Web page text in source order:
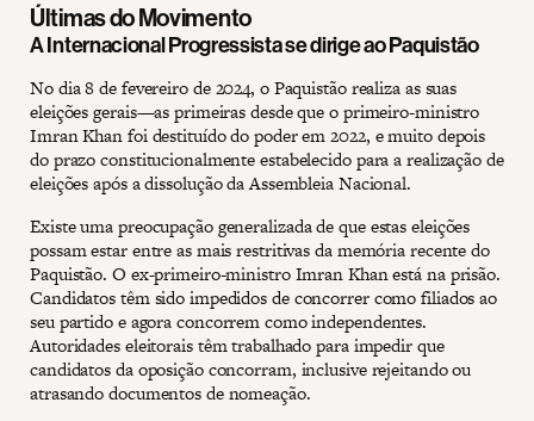
Últimas do Movimento
A Internacional Progressista se dirige ao Paquistão
No dia 8 de fevereiro de 2024, o Paquistão realiza as suas
eleições gerais—as primeiras desde que o primeiro-ministro
Imran Khan foi destituído do poder em 2022, e muito depois
do prazo constitucionalmente estabelecido para a realização de
eleições após a dissolução da Assembleia Nacional.
Existe uma preocupação generalizada de que estas eleições
possam estar entre as mais restritivas da memória recente do
Paquistão. O ex-primeiro-ministro Imran Khan está na prisão.
Candidatos têm sido impedidos de concorrer como filiados ao
seu partido e agora concorrem como independentes.
Autoridades eleitorais têm trabalhado para impedir que
candidatos da oposição concorram, inclusive rejeitando ou
atrasando documentos de nomeação.